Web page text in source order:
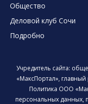
Общество
Деловой клуб Сочи
Подробно
Учредитель сайта:
«МаксПортал»,
Политика ООО
персональных данных,